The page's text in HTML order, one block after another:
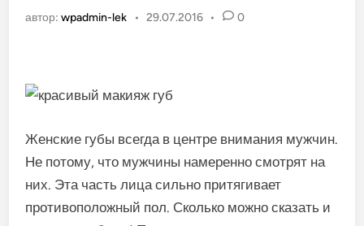
автор:wpadmin-lek • 29.07.2016 • 0
Женские губы всегда в центре внимания мужчин.
Не потому, что мужчины намеренно смотрят на
них. Эта часть лица сильно притягивает
противоположный пол. Сколько можно сказать и